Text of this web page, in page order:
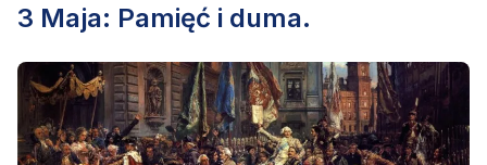
3 Maja: Pamięć i duma.